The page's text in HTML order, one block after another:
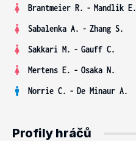
Brantmeier R. - Mandlik E.
Sabalenka A. - Zhang S.
Sakkari M. - Gauff C.
Mertens E. - Osaka N.
Norrie C. - De Minaur A.
Profily hráčů